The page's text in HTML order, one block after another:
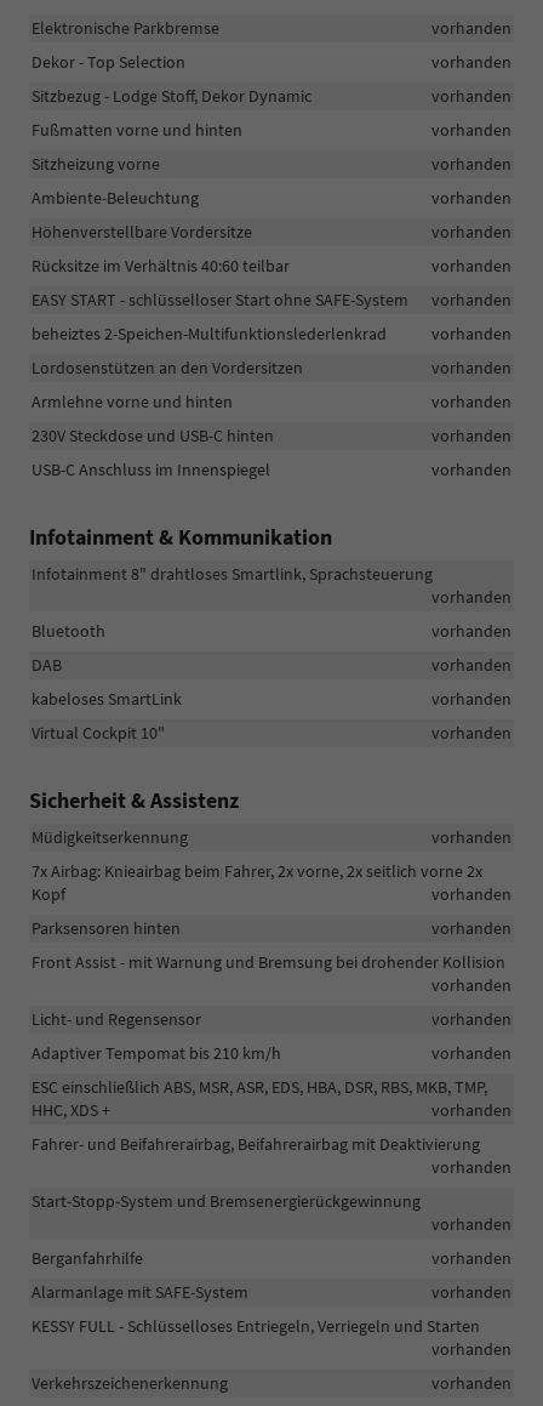
Elektronische Parkbremse
vorhanden
Dekor - Top Selection
vorhanden
Sitzbezug - Lodge Stoff, Dekor Dynamic
vorhanden
Fußmatten vorne und hinten
vorhanden
Sitzheizung vorne
vorhanden
Ambiente-Beleuchtung
vorhanden
Höhenverstellbare Vordersitze
vorhanden
Rücksitze im Verhältnis 40:60 teilbar
vorhanden
EASY START - schlüsselloser Start ohne SAFE-System
vorhanden
beheiztes 2-Speichen-Multifunktionslederlenkrad
vorhanden
Lordosenstützen an den Vordersitzen
vorhanden
Armlehne vorne und hinten
vorhanden
230V Steckdose und USB-C hinten
vorhanden
USB-C Anschluss im Innenspiegel
vorhanden
Infotainment & Kommunikation
Infotainment 8" drahtloses Smartlink, Sprachsteuerung
vorhanden
Bluetooth
vorhanden
DAB
vorhanden
kabeloses SmartLink
vorhanden
Virtual Cockpit 10"
vorhanden
Sicherheit & Assistenz
Müdigkeitserkennung
vorhanden
7x Airbag: Knieairbag beim Fahrer, 2x vorne, 2x seitlich vorne 2x
Kopf
vorhanden
Parksensoren hinten
vorhanden
Front Assist - mit Warnung und Bremsung bei drohender Kollision
vorhanden
Licht- und Regensensor
vorhanden
Adaptiver Tempomat bis 210 km/h
vorhanden
ESC einschließlich ABS, MSR, ASR, EDS, HBA, DSR, RBS, MKB, TMP,
HHC, XDS +
vorhanden
Fahrer- und Beifahrerairbag, Beifahrerairbag mit Deaktivierung
vorhanden
Start-Stopp-System und Bremsenergierückgewinnung
vorhanden
Berganfahrhilfe
vorhanden
Alarmanlage mit SAFE-System
vorhanden
KESSY FULL - Schlüsselloses Entriegeln, Verriegeln und Starten
vorhanden
Verkehrszeichenerkennung
vorhanden